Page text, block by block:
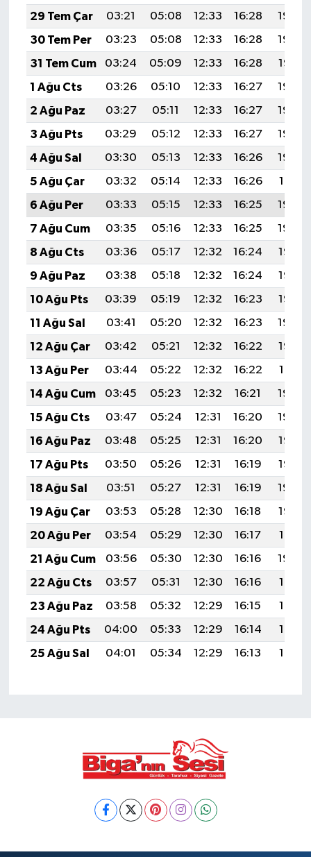
29 Tem Çar
03:21 05:08 12:33 16:28
19:49
30 Tem Per
03:23 05:08 12:33 16:28
19:48
31 Tem Cum
03:24 05:09 12:33 16:28
19:47
1 Ağu Cts
03:26 05:10 12:33 16:27
19:46
2 Ağu Paz
03:27 05:11 12:33 16:27
19:45
3 Ağu Pts
03:29 05:12 12:33 16:27
19:44
4 Ağu Sal
03:30 05:13 12:33 16:26
19:43
5 Ağu Çar
03:32 05:14 12:33 16:26
19:41
6 Ağu Per
03:33 05:15 12:33 16:25
19:40
7 Ağu Cum
03:35 05:16 12:33 16:25
19:39
8 Ağu Cts
03:36 05:17 12:32 16:24
19:38
9 Ağu Paz
03:38 05:18 12:32 16:24
19:36
10 Ağu Pts
03:39 05:19 12:32 16:23
19:35
11 Ağu Sal
03:41 05:20 12:32 16:23
19:34
12 Ağu Çar
03:42 05:21 12:32 16:22
19:33
13 Ağu Per
03:44 05:22 12:32 16:22
19:31
14 Ağu Cum
03:45 05:23 12:32 16:21
19:30
15 Ağu Cts
03:47 05:24 12:31 16:20
19:29
16 Ağu Paz
03:48 05:25 12:31 16:20
19:27
17 Ağu Pts
03:50 05:26 12:31 16:19
19:26
18 Ağu Sal
03:51 05:27 12:31 16:19
19:24
19 Ağu Çar
03:53 05:28 12:30 16:18
19:23
20 Ağu Per
03:54 05:29 12:30 16:17
19:21
21 Ağu Cum
03:56 05:30 12:30 16:16
19:20
22 Ağu Cts
03:57 05:31 12:30 16:16
19:18
23 Ağu Paz
03:58 05:32 12:29 16:15
19:17
24 Ağu Pts
04:00 05:33 12:29 16:14
19:15
25 Ağu Sal
04:01 05:34 12:29 16:13 19:14